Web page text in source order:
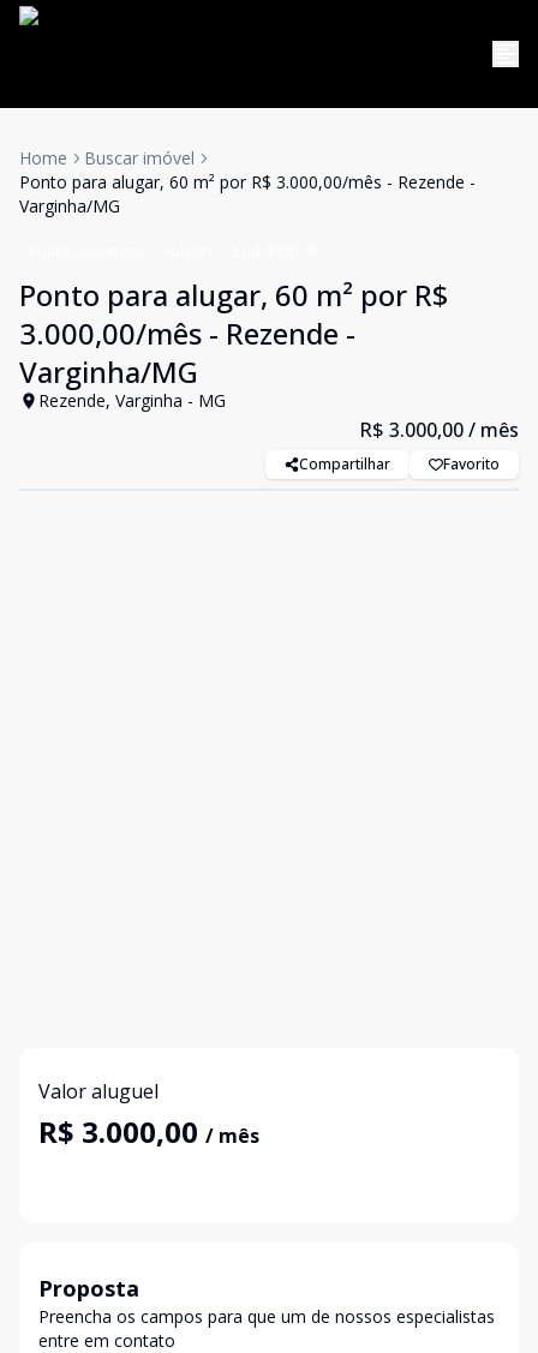
Home
Buscar imóvel
Ponto para alugar, 60 m² por R$ 3.000,00/mês - Rezende -
Varginha/MG
Ponto para alugar, 60 m² por R$
3.000,00/mês - Rezende -
Varginha/MG
Rezende, Varginha - MG
R$ 3.000,00/ mês
Compartilhar Favorito
Valor aluguel
R$ 3.000,00 / mês
Proposta
Preencha os campos para que um de nossos especialistas
entre em contato